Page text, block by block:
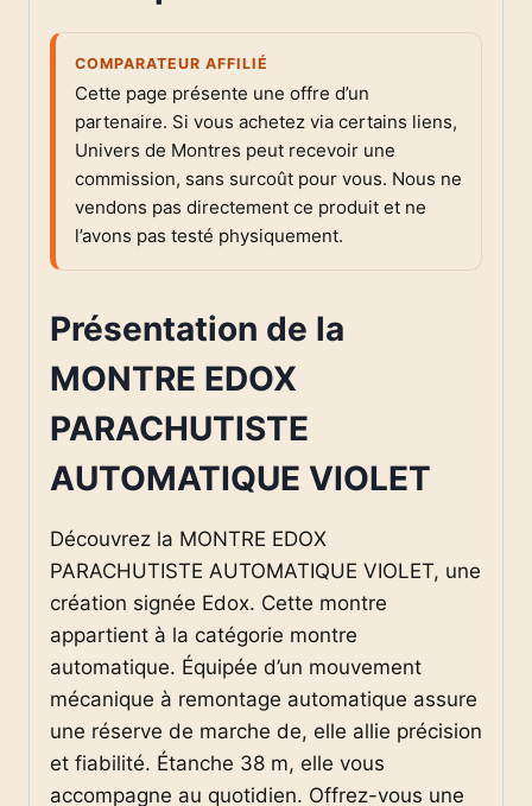
COMPARATEUR AFFILIÉ
Cette page présente une offre d’un
partenaire. Si vous achetez via certains liens,
Univers de Montres peut recevoir une
commission, sans surcoût pour vous. Nous ne
vendons pas directement ce produit et ne
l’avons pas testé physiquement.
Présentation de la
MONTRE EDOX
PARACHUTISTE
AUTOMATIQUE VIOLET
Découvrez la MONTRE EDOX
PARACHUTISTE AUTOMATIQUE VIOLET, une
création signée Edox. Cette montre
appartient à la catégorie montre
automatique. Équipée d’un mouvement
mécanique à remontage automatique assure
une réserve de marche de, elle allie précision
et fiabilité. Étanche 38 m, elle vous
accompagne au quotidien. Offrez-vous une